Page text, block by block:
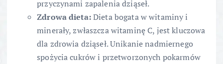
przyczynami zapalenia dziąseł.
Zdrowa dieta:Dieta bogata w witaminy i
minerały, zwłaszcza witaminę C, jest kluczowa
dla zdrowia dziąseł. Unikanie nadmiernego
spożycia cukrów i przetworzonych pokarmów